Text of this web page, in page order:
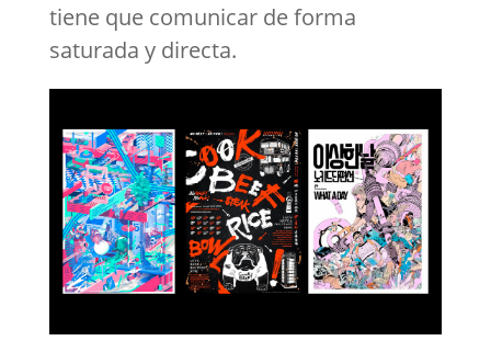
tiene que comunicar de forma
saturada y directa.